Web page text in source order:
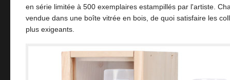
en série limitée à 500 exemplaires estampillés par l'artiste.
vendue dans une boîte vitrée en bois, de quoi satisfaire les
plus exigeants.